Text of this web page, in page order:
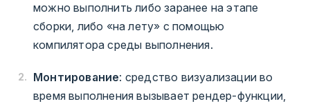
можно выполнить либо заранее на этапе
сборки, либо «на лету» с помощью
компилятора среды выполнения.
Монтирование: средство визуализации во
время выполнения вызывает рендер-функции,